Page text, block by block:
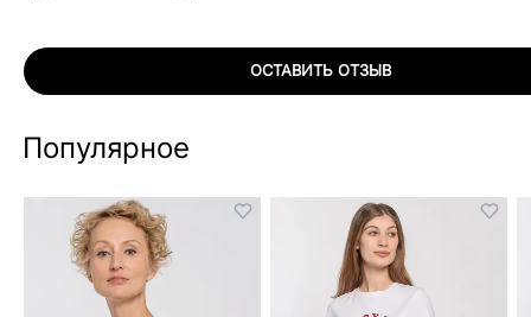
ОСТАВИТЬ ОТЗЫВ
Популярное